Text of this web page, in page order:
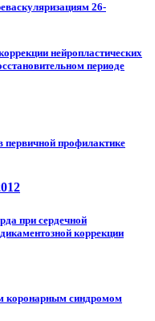
26-
нейропластических
периоде
первичной профилактике
при сердечной
коррекции
коронарным синдромом